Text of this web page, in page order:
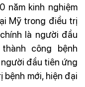
năm kinh nghiệm
Mỹ trong điều trị
là người đầu
công bệnh
người đầu tiên ứng
bệnh mới, hiện đại